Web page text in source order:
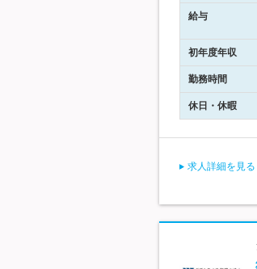
給与
初年度年収
勤務時間
休日・休暇
求人詳細を見る